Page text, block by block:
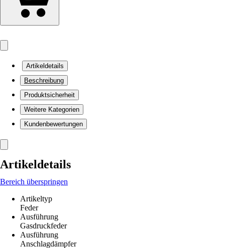
Artikeldetails
Beschreibung
Produktsicherheit
Weitere Kategorien
Kundenbewertungen
Artikeldetails
Bereich überspringen
Artikeltyp
Feder
Ausführung
Gasdruckfeder
Ausführung
Anschlagdämpfer